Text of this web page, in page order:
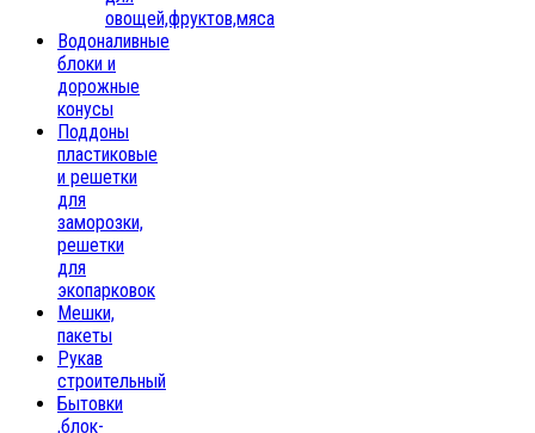
овощей,фруктов,мяса
Водоналивные
блоки и
дорожные
конусы
Поддоны
пластиковые
и решетки
для
заморозки,
решетки
для
экопарковок
Мешки,
пакеты
Рукав
строительный
Бытовки
,блок-